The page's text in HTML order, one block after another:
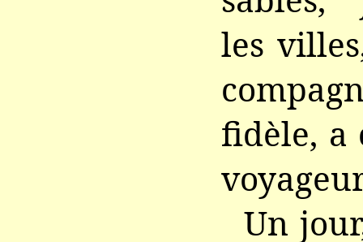
les
fidèle, a
Un